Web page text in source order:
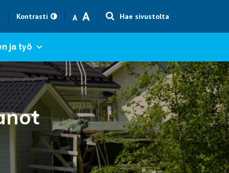
Kontrasti A
Text size smaller
AText size bigger
Hae sivustolta
ja työ